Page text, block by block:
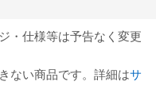
・仕様等は予告なく変更
ない商品です。詳細はサ